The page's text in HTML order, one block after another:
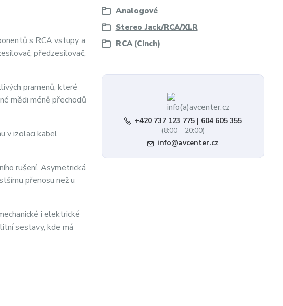
s RCA vstupy a
předzesilovač,
pramenů, které
mědi méně přechodů
v izolaci kabel
rušení. Asymetrická
přenosu než u
i elektrické
sestavy, kde má
Analogové
Stereo Jack/RCA/XLR
RCA (Cinch)
+420 737 123 775 | 604 605 355
(8:00 - 20:00)
info@avcenter.cz